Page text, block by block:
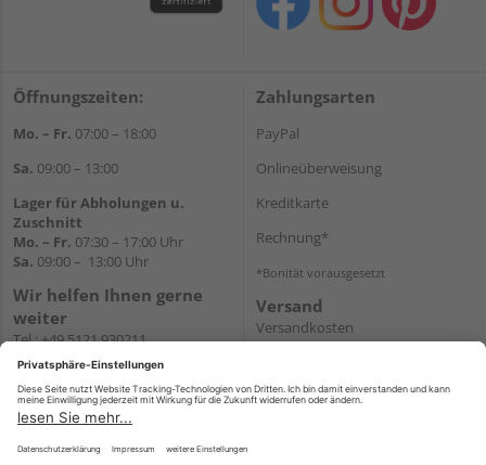
Öffnungszeiten:
Mo. – Fr. 07:00 – 18:00
Sa. 09:00 – 13:00
Lager für Abholungen u.
Zuschnitt
Mo. – Fr. 07:30 – 17:00 Uhr
Sa. 09:00 – 13:00 Uhr
Wir helfen Ihnen gerne
weiter
Tel.:+49 5121 930211
E-Mail:holzlandshop@holzland-
Newsletter
Zahlungsarten
PayPal
Onlineüberweisung
Kreditkarte
Rechnung*
*Bonität vorausgesetzt
Versand
Versandkosten